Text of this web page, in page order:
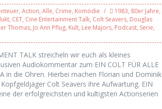
, Action, Alle, Crime, Komödie 1983, 80er Jahre,
, CET, Cine Entertainment Talk, Colt Seavers, Douglas
Thomas, Jo Ann Pflug, Kult, Lee Majors, Podcast, Serie,
TALK streicheln wir euch als kleines
Audiokommentar zum EIN COLT FÜR ALLE
in die Ohren. Hierbei machen Florian und Dominik
Colt Seavers ihre Aufwartung. EIN
der erfolgreichsten und kultigsten Actionserien